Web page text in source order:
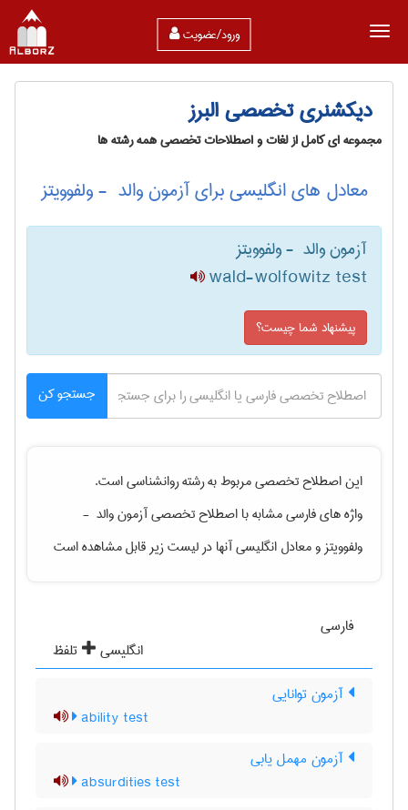
ورود/عضویت
دیکشنری تخصصی البرز
مجموعه ای کامل از لغات و اصطلاحات تخصصی همه رشته ها
معادل های انگلیسی برای آزمون والد ‎ - ولفوویتز
آزمون والد ‎ - ولفوویتز
wald-wolfowitz test
پیشنهاد شما چیست؟
جستجو کن
این اصطلاح تخصصی مربوط به رشتهروانشناسیاست.
واژه های فارسی مشابه با اصطلاح تخصصی
آزمون والد ‎ -
ولفوویتزو معادل انگلیسی آنها در لیست زیر قابل مشاهده است
فارسی
انگلیسی
تلفظ
آزمون توانایی
ability test
آزمون مهمل یابی
absurdities test